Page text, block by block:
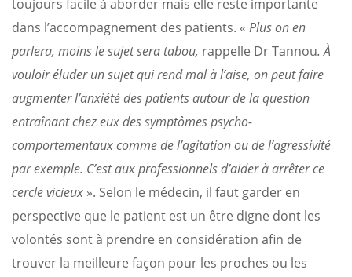
toujours facile à aborder mais elle reste importante
dans l’accompagnement des patients. « Plus on en
parlera, moins le sujet sera tabou, rappelle Dr Tannou. À
vouloir éluder un sujet qui rend mal à l’aise, on peut faire
augmenter l’anxiété des patients autour de la question
entraînant chez eux des symptômes psycho-
comportementaux comme de l’agitation ou de l’agressivité
par exemple. C’est aux professionnels d’aider à arrêter ce
cercle vicieux ». Selon le médecin, il faut garder en
perspective que le patient est un être digne dont les
volontés sont à prendre en considération afin de
trouver la meilleure façon pour les proches ou les